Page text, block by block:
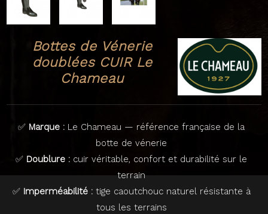
Bottes de Vénerie
doublées CUIR Le
Chameau
✅ Marque : Le Chameau — référence française de la
botte de vénerie
✅ Doublure : cuir véritable, confort et durabilité sur le
terrain
✅ Imperméabilité :tige caoutchouc naturel résistante à
tous les terrains